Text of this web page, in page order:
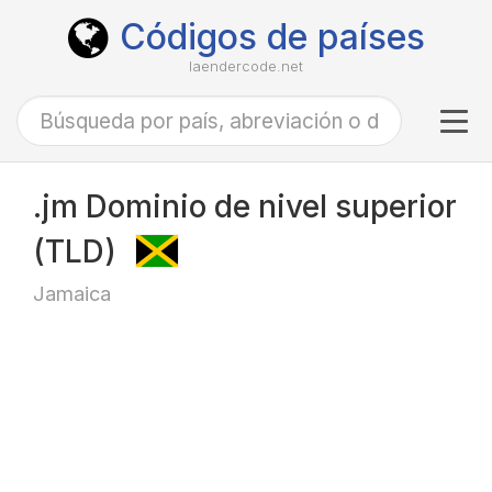
Códigos de países
laendercode.net
.jm Dominio de nivel superior
(TLD)
Jamaica